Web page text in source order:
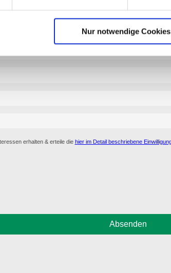
Nur notwendige Cookies